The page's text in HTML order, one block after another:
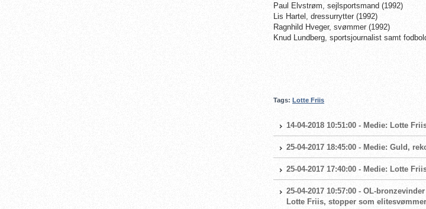
Paul Elvstrøm, sejlsportsmand (1992)
Lis Hartel, dressurrytter (1992)
Ragnhild Hveger, svømmer (1992)
Knud Lundberg, sportsjournalist samt
Tags: Lotte Friis
14-04-2018 10:51:00 - Medie: Lotte
25-04-2017 18:45:00 - Medie: Guld,
25-04-2017 17:40:00 - Medie: Lotte
25-04-2017 10:57:00 - OL-
Lotte Friis, stopper som elitesvømmer